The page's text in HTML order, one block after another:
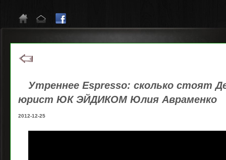
Утреннее Espresso: сколько стоят
юрист ЮК ЭЙДИКОМ Юлия Авраменко
2012-12-25